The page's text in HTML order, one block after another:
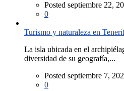
Posted septiembre 22,
0
Turismo y naturaleza en
La isla ubicada en el
diversidad de su geografía,...
Posted septiembre 7,
0